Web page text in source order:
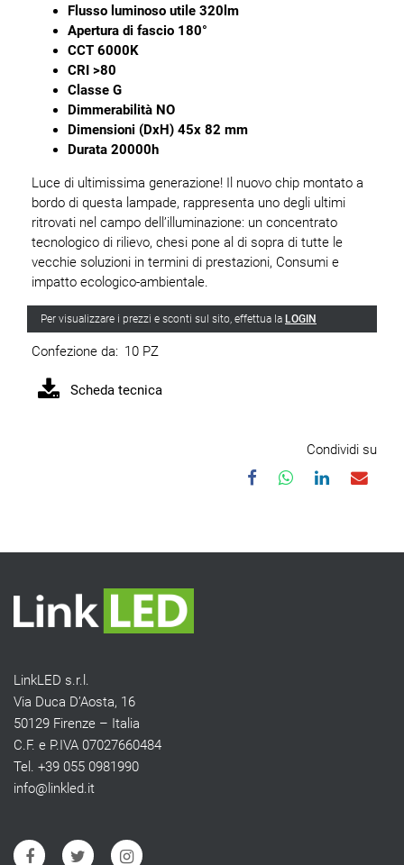
Flusso luminoso utile 320lm
Apertura di fascio 180°
CCT 6000K
CRI >80
Classe G
Dimmerabilità NO
Dimensioni (DxH) 45x 82 mm
Durata 20000h
Luce di ultimissima generazione! Il nuovo chip montato a
bordo di questa lampade, rappresenta uno degli ultimi
ritrovati nel campo dell’illuminazione: un concentrato
tecnologico di rilievo, chesi pone al di sopra di tutte le
vecchie soluzioni in termini di prestazioni, Consumi e
impatto ecologico-ambientale.
Per visualizzare i prezzi e sconti sul sito, effettua la LOGIN
Confezione da: 10 PZ
Scheda tecnica
Condividi su
LinkLED s.r.l.
Via Duca D’Aosta, 16
50129 Firenze – Italia
C.F. e P.IVA 07027660484
Tel. +39 055 0981990
info@linkled.it